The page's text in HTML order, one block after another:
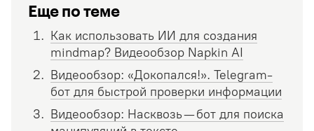
Еще по теме
Как использовать ИИ для создания
mindmap? Видеообзор Napkin AI
Видеообзор: «Докопался!». Telegram-
бот для быстрой проверки информации
Видеообзор: Насквозь — бот для поиска